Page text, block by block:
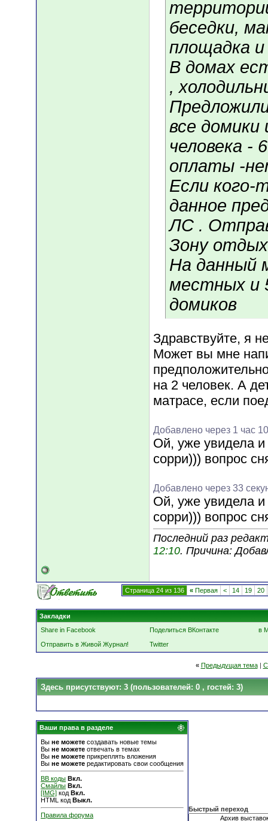
беседки,
площадка и
В домах
,
все домики
человека -
оплаты -
Если кого-
данное
ЛС .
Зону
На данный
местных и
домиков
Здравствуйте, я
Может вы мне
на 2 человек. А
матрасе, если
Добавлено через 1 час
Ой, уже увидела и
сорри))) вопрос
Добавлено через 33
Ой, уже увидела и
сорри))) вопрос
Последний раз
12:10. Причина:
Страница 24 из 136 « Первая < 14 19 20
Закладки
Share in Facebook
Поделиться ВКонтакте
в
Отправить в Живой Журнал!
Twitter
« Предыдущая тема|
Здесь присутствуют: 3 (пользователей: 0 , гостей: 3)
Ваши права в разделе
Вы не можете создавать новые темы
Вы не можете отвечать в темах
Вы не можете прикреплять вложения
Вы не можете редактировать свои сообщения
BB коды Вкл.
Смайлы Вкл.
[IMG] код Вкл.
HTML код Выкл.
Правила форума
Быстрый переход